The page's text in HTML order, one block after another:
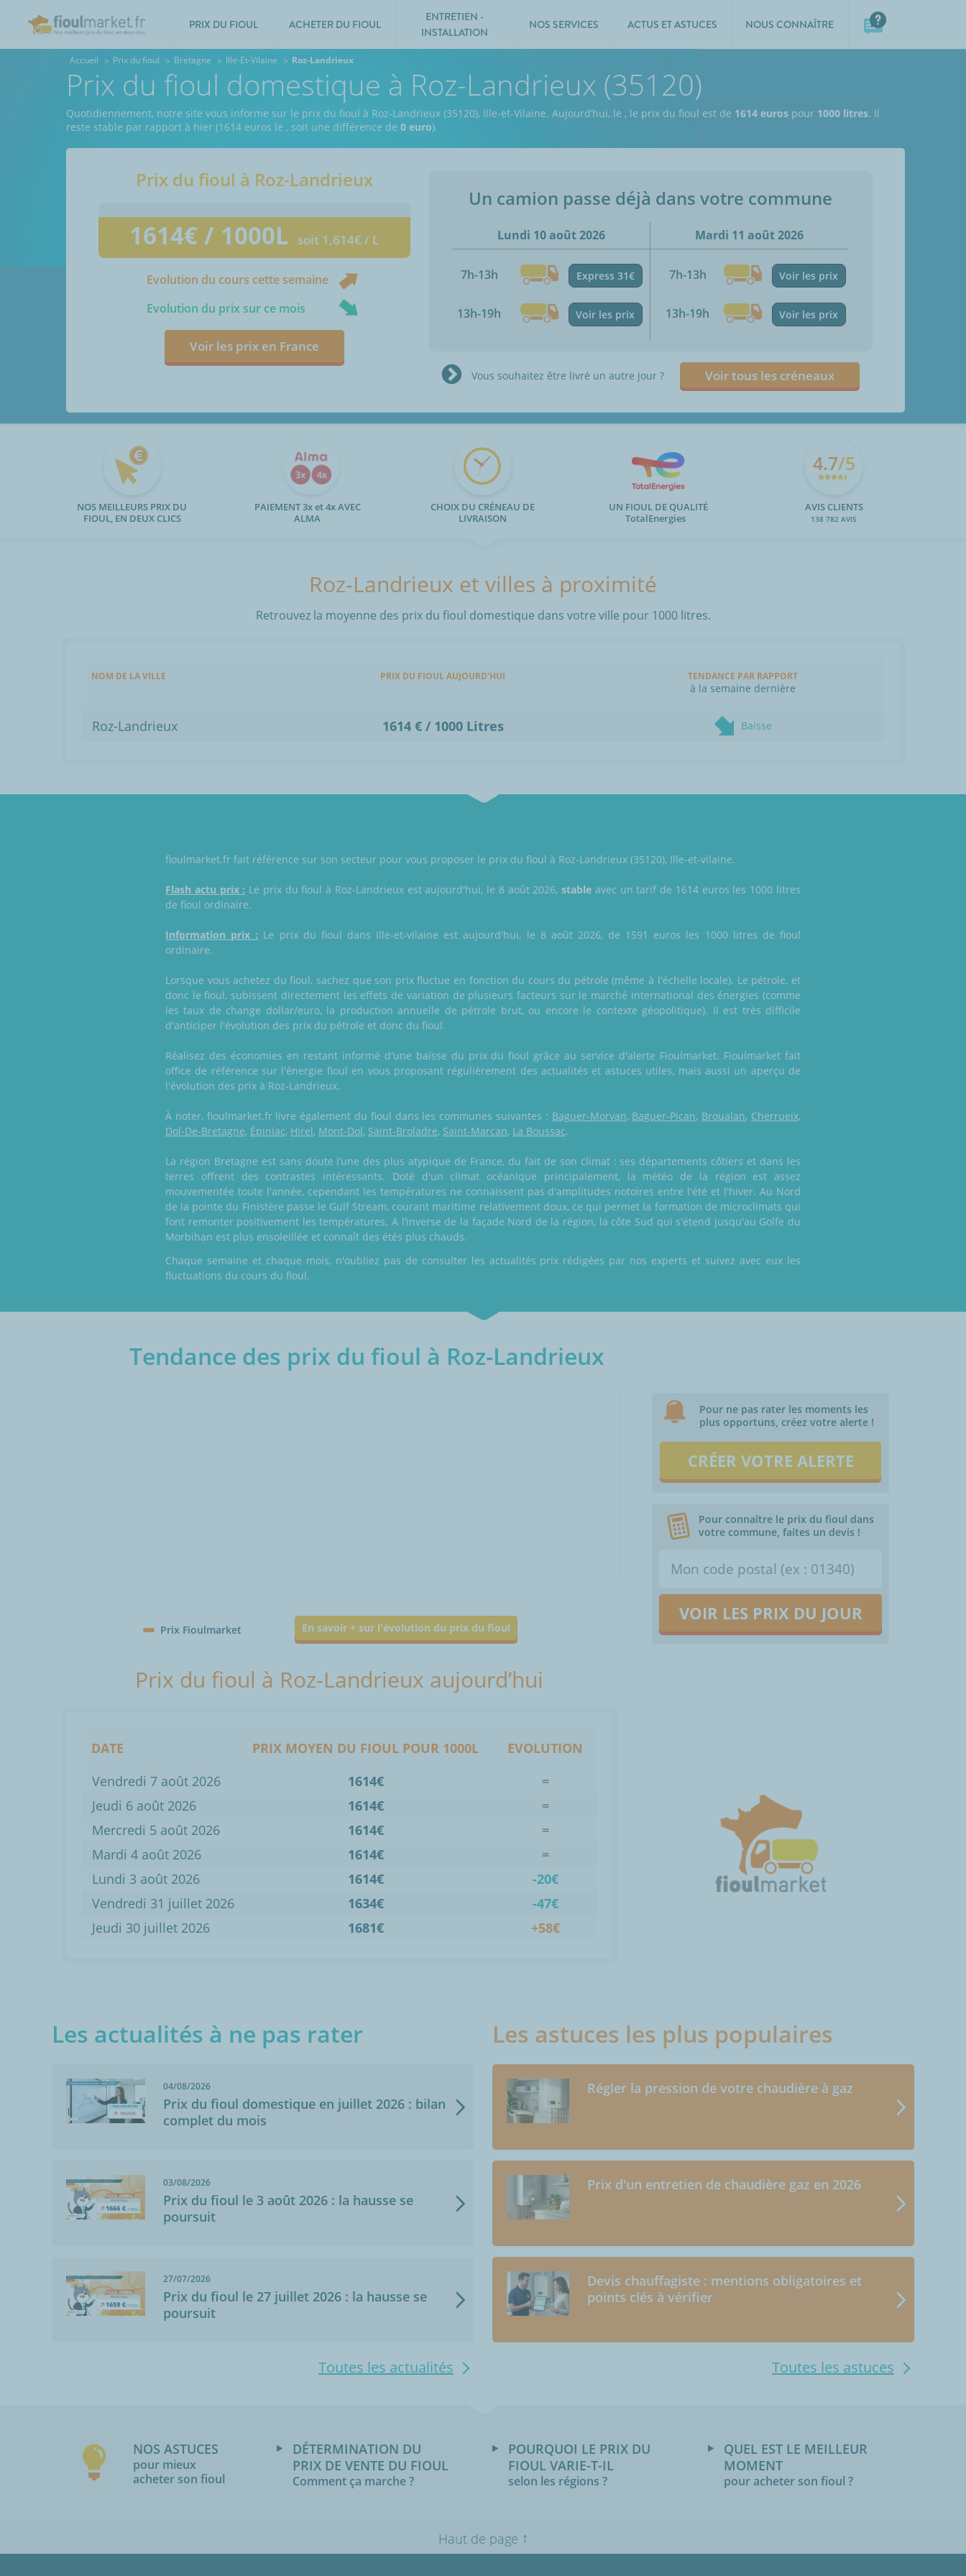
PRIX DU FIOUL ACHETER DU FIOUL
ENTRETIEN -
INSTALLATION
NOS SERVICES ACTUS ET ASTUCES NOUS CONNAÎTRE
Accueil Prix du fioul Bretagne Ille-Et-Vilaine Roz-Landrieux
Prix du fioul domestique à Roz-Landrieux (35120)
Quotidiennement, notre site vous informe sur le prix du fioul à Roz-Landrieux (35120), Ille-et-Vilaine. Aujourd’hui, le , le prix du fioul est de 1614 euros pour 1000 litres. Il
reste stable par rapport à hier (1614 euros le , soit une différence de 0 euro).
Prix du fioul à Roz-Landrieux
1614€ / 1000L soit 1,614€ / L
Evolution du cours cette semaine
Evolution du prix sur ce mois
Voir les prix en France
Un camion passe déjà dans votre commune
Lundi 10 août 2026
7h-13h Express 31€
13h-19h Voir les prix
Mardi 11 août 2026
7h-13h Voir les prix
13h-19h Voir les prix
Vous souhaitez être livré un autre jour ? Voir tous les créneaux
NOS MEILLEURS PRIX DU
FIOUL, EN DEUX CLICS
PAIEMENT 3x et 4x AVEC
ALMA
CHOIX DU CRÉNEAU DE
LIVRAISON
UN FIOUL DE QUALITÉ
TotalEnergies
4.7/5
AVIS CLIENTS
138 782 AVIS
Roz-Landrieux et villes à proximité
Retrouvez la moyenne des prix du fioul domestique dans votre ville pour 1000 litres.
NOM DE LA VILLE PRIX DU FIOUL AUJOURD'HUI TENDANCE PAR RAPPORT
à la semaine dernière
Roz-Landrieux 1614 € / 1000 Litres Baisse
fioulmarket.fr fait référence sur son secteur pour vous proposer le prix du fioul à Roz-Landrieux (35120), Ille-et-vilaine.
Flash actu prix : Le prix du fioul à Roz-Landrieux est aujourd'hui, le 8 août 2026,stable avec un tarif de 1614 euros les 1000 litres
de fioul ordinaire.
Information prix : Le prix du fioul dans Ille-et-vilaine est aujourd'hui, le 8 août 2026, de 1591 euros les 1000 litres de fioul
ordinaire.
Lorsque vous achetez du fioul, sachez que son prix fluctue en fonction du cours du pétrole (même à l'échelle locale). Le pétrole, et
donc le fioul, subissent directement les effets de variation de plusieurs facteurs sur le marché international des énergies (comme
les taux de change dollar/euro, la production annuelle de pétrole brut, ou encore le contexte géopolitique). Il est très difficile
d'anticiper l'évolution des prix du pétrole et donc du fioul.
Réalisez des économies en restant informé d'une baisse du prix du fioul grâce au service d'alerte Fioulmarket. Fioulmarket fait
office de référence sur l'énergie fioul en vous proposant régulièrement des actualités et astuces utiles, mais aussi un aperçu de
l'évolution des prix à Roz-Landrieux.
À noter, fioulmarket.fr livre également du fioul dans les communes suivantes : Baguer-Morvan, Baguer-Pican, Broualan, Cherrueix,
Dol-De-Bretagne, Épiniac, Hirel, Mont-Dol, Saint-Broladre, Saint-Marcan, La Boussac.
La région Bretagne est sans doute l’une des plus atypique de France, du fait de son climat : ses départements côtiers et dans les
terres offrent des contrastes intéressants. Doté d'un climat océanique principalement, la météo de la région est assez
mouvementée toute l'année, cependant les températures ne connaissent pas d'amplitudes notoires entre l'été et l'hiver. Au Nord
de la pointe du Finistère passe le Gulf Stream, courant maritime relativement doux, ce qui permet la formation de microclimats qui
font remonter positivement les températures. A l’inverse de la façade Nord de la région, la côte Sud qui s'étend jusqu'au Golfe du
Morbihan est plus ensoleillée et connaît des étés plus chauds.
Chaque semaine et chaque mois, n'oubliez pas de consulter les actualités prix rédigées par nos experts et suivez avec eux les
fluctuations du cours du fioul.
Tendance des prix du fioul à Roz-Landrieux
Prix Fioulmarket En savoir + sur l'évolution du prix du fioul
Pour ne pas rater les moments les
plus opportuns, créez votre alerte !
CRÉER VOTRE ALERTE
Pour connaître le prix du fioul dans
votre commune, faites un devis !
VOIR LES PRIX DU JOUR
Prix du fioul à Roz-Landrieux aujourd’hui
DATE PRIX MOYEN DU FIOUL POUR 1000L
EVOLUTION
Vendredi 7 août 2026
1614€
=
Jeudi 6 août 2026
1614€
=
Mercredi 5 août 2026
1614€
=
Mardi 4 août 2026
1614€
=
Lundi 3 août 2026
1614€
-20€
Vendredi 31 juillet 2026
1634€
-47€
Jeudi 30 juillet 2026
1681€ +58€
Les actualités à ne pas rater
04/08/2026
Prix du fioul domestique en juillet 2026 : bilan
complet du mois
03/08/2026
Prix du fioul le 3 août 2026 : la hausse se
poursuit
27/07/2026
Prix du fioul le 27 juillet 2026 : la hausse se
poursuit
Toutes les actualités
Les astuces les plus populaires
Régler la pression de votre chaudière à gaz
Prix d'un entretien de chaudière gaz en 2026
Devis chauffagiste : mentions obligatoires et
points clés à vérifier
Toutes les astuces
NOS ASTUCES
pour mieux
acheter son fioul
DÉTERMINATION DU
PRIX DE VENTE DU FIOUL
Comment ça marche ?
POURQUOI LE PRIX DU
FIOUL VARIE-T-IL
selon les régions ?
QUEL EST LE MEILLEUR
MOMENT
pour acheter son fioul ?
Haut de page ↑